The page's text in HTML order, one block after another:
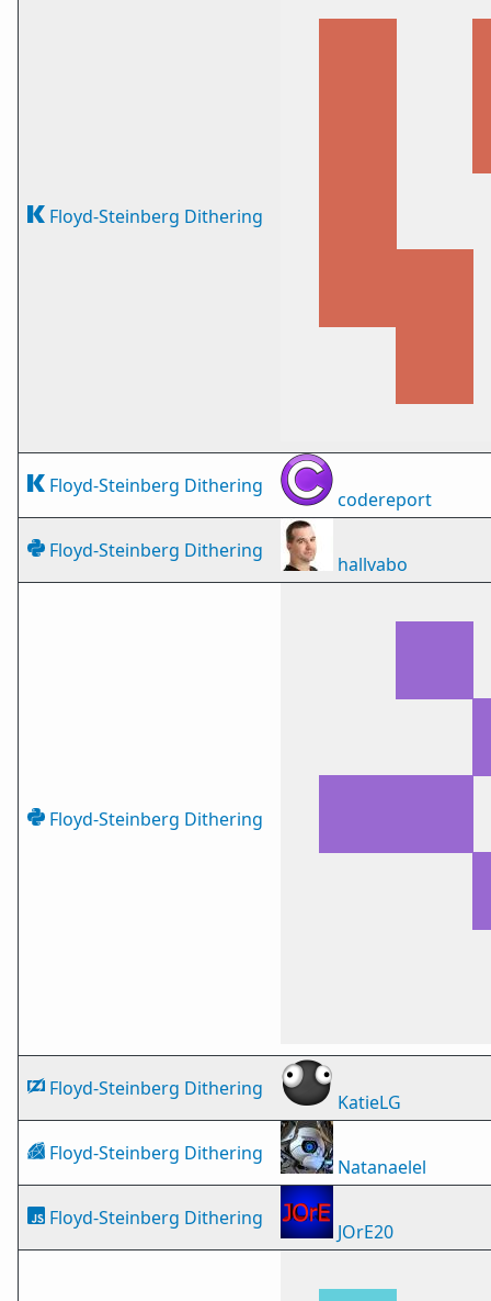
Floyd-Steinberg Dithering
Floyd-Steinberg Dithering
codereport
Floyd-Steinberg Dithering
hallvabo
Floyd-Steinberg Dithering
Floyd-Steinberg Dithering
KatieLG
Floyd-Steinberg Dithering
Natanaelel
Floyd-Steinberg Dithering
JOrE20